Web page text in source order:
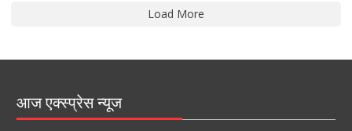
Load More
आज एक्स्प्रेस न्यूज